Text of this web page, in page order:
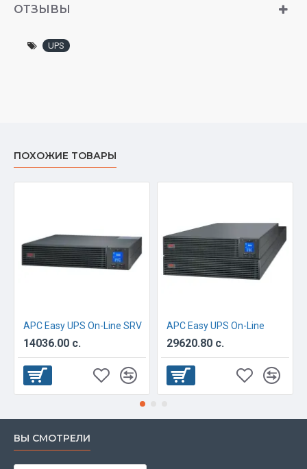
ОТЗЫВЫ
UPS
ПОХОЖИЕ ТОВАРЫ
APC Easy UPS On-Line SRV
14036.00 с.
APC Easy UPS On-Line
29620.80 с.
ВЫ СМОТРЕЛИ